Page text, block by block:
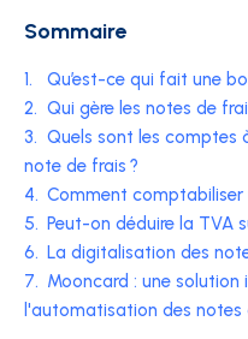
Sommaire
1.
Qu’est-ce qui fait une
2. Qui gère les notes de
3. Quels sont les comptes
note de frais ?
4. Comment comptabiliser
5. Peut-on déduire la TVA
6. La digitalisation des
7. Mooncard : une
l'automatisation des notes